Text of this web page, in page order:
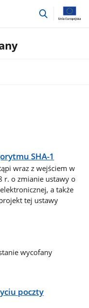
przejdź
SHA-1
wraz z wejściem w
r. o zmianie ustawy o
a także
tej ustawy
wycofany
poczty